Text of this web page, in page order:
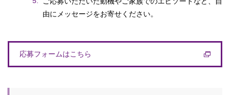
由にメッセージをお寄せください。
応募フォームはこちら